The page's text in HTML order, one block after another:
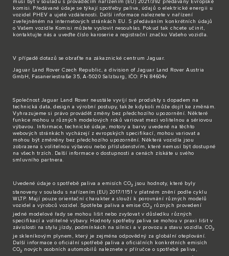
musí být v souladu s prováděcím nařízením (EU) 2021/392 předávány Evropské
komisi. Předávané údaje se týkají spotřeby paliva, údajů o elektrické energii u
vozidel PHEV a ujeté vzdálenosti. Další informace naleznete v nařízení
zveřejněném na internetových stránkách EU. S předáváním konkrétních údajů
o Vašem vozidle Komisi můžete vyslovit nesouhlas. Pokud tak chcete učinit,
kontaktujte nás a uveďte číslo karoserie a registrační značku Vašeho vozidla.
V případě dotazů se obraťte na zákaznické centrum Jaguar.
Jaguar Land Rover Czech Republic, a division of Jaguar Land Rover Austria
GmbH, Fasaneriestraße 35, A-5020 Salzburg, IČO: FN 84604v
Společnost Jaguar Land Rover neustále vyvíjí své produkty s dopadem na
technická data, design a výrobní postupy, takže kdykoli může dojít ke změnám.
Vyhrazujeme si právo provádět změny bez předchozího upozornění. Některé
funkce mohou u různých modelových roků variovat mezi volitelnou a sériovou
výbavou. Informace, technické údaje, motory a barvy uvedené na těchto
webových stránkách vycházejí z evropských specifikací, mohou variovat a
mohou být změněny bez předchozího upozornění. Některá vozidla jsou
zobrazena s volitelnou výbavou nebo příslušenstvím, které nemusí být dostupné
na všech trzích. Další informace o dostupnosti a cenách získáte u svého
smluvního partnera.
Uvedené údaje o spotřebě paliva a emisích CO2 jsou hodnoty, které byly
stanoveny v souladu s nařízením (EU) 2017/1151 v platném znění podle cyklu
WLTP. Mají pouze orientační charakter a slouží k porovnání různých modelů
vozidel a výrobců vozidel. Spotřeba paliva a emise CO2
různých provedení
jedné modelové řady se mohou lišit nebo zvyšovat v důsledku různých
specifikací a volitelné výbavy. Hodnoty spotřeby paliva se mohou v praxi lišit v
závislosti na stylu jízdy, podmínkách na silnici a v provozu a stavu vozidla. CO2
je skleníkovým plynem, který je zejména odpovědný za globální oteplování.
Další informace o oficiální spotřebě paliva a oficiálních konkrétních emisích
CO2
nových osobních automobilů naleznete v příručce o spotřebě paliva,